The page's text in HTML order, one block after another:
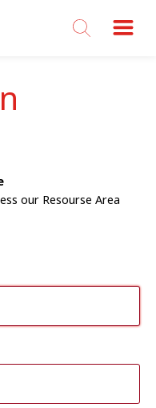
our Resourse Area